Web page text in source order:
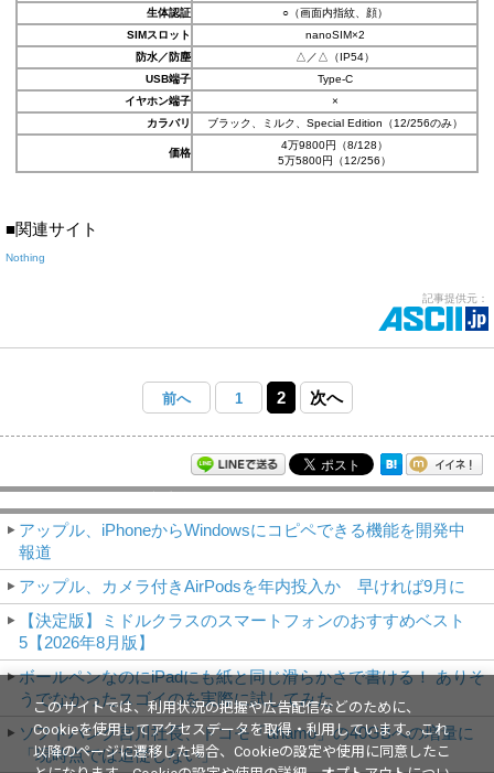
生体認証
○（画面内指紋、顔）
SIMスロット
nanoSIM×2
防水／防塵
△／△（IP54）
USB端子
Type-C
イヤホン端子
×
カラバリ
ブラック、ミルク、Special Edition（12/256のみ）
価格
4万9800円（8/128）
5万5800円（12/256）
■関連サイト
Nothing
記事提供元：
前へ 1 2 次へ
アップル、iPhoneからWindowsにコピペできる機能を開発中
報道
アップル、カメラ付きAirPodsを年内投入か 早ければ9月に
【決定版】ミドルクラスのスマートフォンのおすすめベスト
5【2026年8月版】
ボールペンなのにiPadにも紙と同じ滑らかさで書ける！ ありそ
うでなかったスゴイのを実際に試してみた
ソフトバンク宮川社長、ドコモ「ahamo」の40GBへの増量に
「現時点では追従しない」
このサイトでは、利用状況の把握や広告配信などのために、
Cookieを使用してアクセスデータを取得・利用しています。これ
以降のページに遷移した場合、Cookieの設定や使用に同意したこ